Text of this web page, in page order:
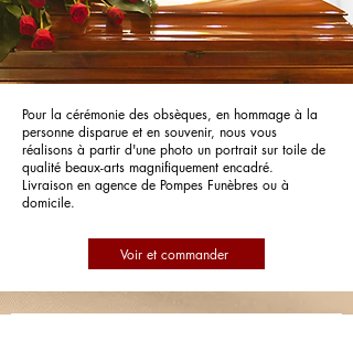
Pour la cérémonie des obsèques, en hommage à la
personne disparue et en souvenir, nous vous
réalisons à partir d'une photo un portrait sur toile de
qualité beaux-arts magnifiquement encadré.
Livraison en agence de Pompes Funèbres ou à
domicile.
Voir et commander